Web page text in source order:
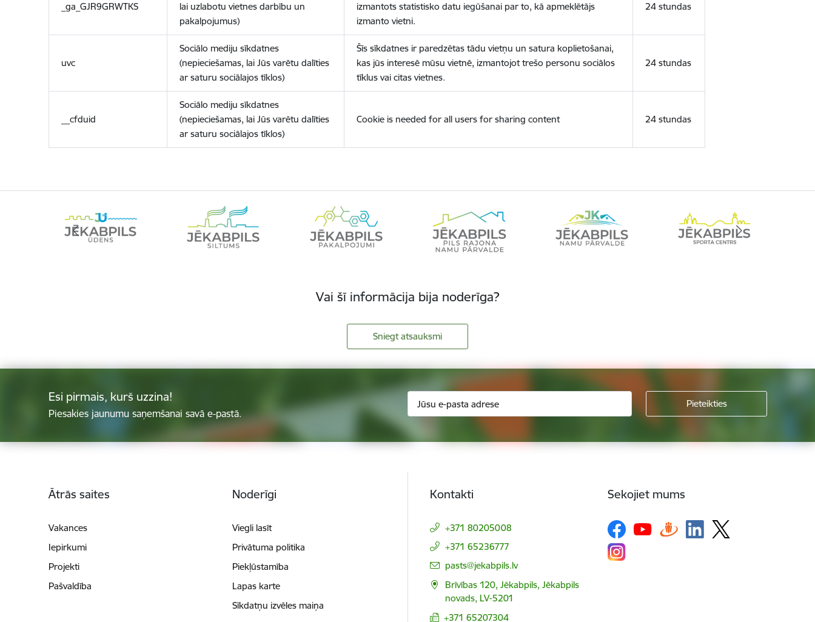
_ga_GJR9GRWTKS
lai uzlabotu vietnes darbību un
pakalpojumus)
izmantots statistisko datu iegūšanai par to, kā apmeklētājs
izmanto vietni.
24 stundas
uvc
Sociālo mediju sīkdatnes
(nepieciešamas, lai Jūs varētu dalīties
ar saturu sociālajos tīklos)
Šīs sīkdatnes ir paredzētas tādu vietņu un satura koplietošanai,
kas jūs interesē mūsu vietnē, izmantojot trešo personu sociālos
tīklus vai citas vietnes.
24 stundas
__cfduid
Sociālo mediju sīkdatnes
(nepieciešamas, lai Jūs varētu dalīties
ar saturu sociālajos tīklos)
Cookie is needed for all users for sharing content 24 stundas
Vai šī informācija bija noderīga?
Sniegt atsauksmi
Esi pirmais, kurš uzzina!
Piesakies jaunumu saņemšanai savā e-pastā.
Ātrās saites
Vakances
Iepirkumi
Projekti
Pašvaldība
Noderīgi
Viegli lasīt
Privātuma politika
Piekļūstamība
Lapas karte
Sīkdatņu izvēles maiņa
Kontakti
+371 80205008
+371 65236777
E-pasts:
pasts@jekabpils.lv
Brīvības 120, Jēkabpils, Jēkabpils
novads, LV-5201
+371 65207304
Sekojiet mums